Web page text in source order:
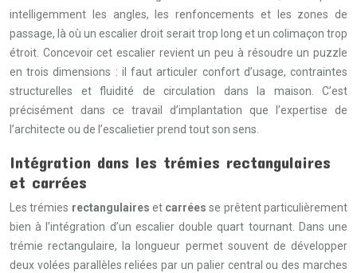
intelligemment les angles, les renfoncements et les zones de
passage, là où un escalier droit serait trop long et un colimaçon trop
étroit. Concevoir cet escalier revient un peu à résoudre un puzzle
en trois dimensions : il faut articuler confort d’usage, contraintes
structurelles et fluidité de circulation dans la maison. C’est
précisément dans ce travail d’implantation que l’expertise de
l’architecte ou de l’escalietier prend tout son sens.
Intégration dans les trémies rectangulaires
et carrées
Les trémies rectangulaires et carrées se prêtent particulièrement
bien à l’intégration d’un escalier double quart tournant. Dans une
trémie rectangulaire, la longueur permet souvent de développer
deux volées parallèles reliées par un palier central ou des marches